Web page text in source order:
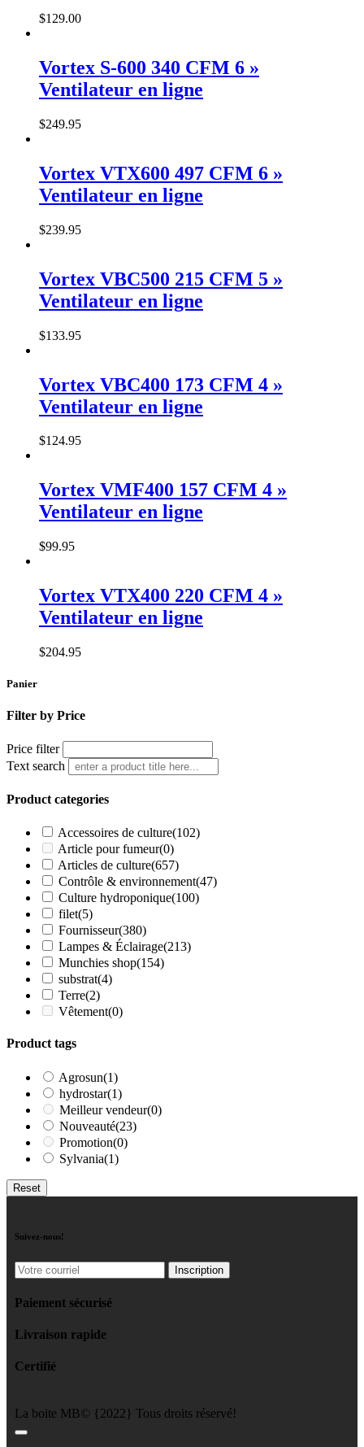
$129.00
Vortex S-600 340 CFM 6 »
Ventilateur en ligne
$249.95
Vortex VTX600 497 CFM 6 »
Ventilateur en ligne
$239.95
Vortex VBC500 215 CFM 5 »
Ventilateur en ligne
$133.95
Vortex VBC400 173 CFM 4 »
Ventilateur en ligne
$124.95
Vortex VMF400 157 CFM 4 »
Ventilateur en ligne
$99.95
Vortex VTX400 220 CFM 4 »
Ventilateur en ligne
$204.95
Panier
Filter by Price
Price filter
Text search
Product categories
Accessoires de culture(102)
Article pour fumeur(0)
Articles de culture(657)
Contrôle & environnement(47)
Culture hydroponique(100)
filet(5)
Fournisseur(380)
Lampes & Éclairage(213)
Munchies shop(154)
substrat(4)
Terre(2)
Vêtement(0)
Product tags
Agrosun(1)
hydrostar(1)
Meilleur vendeur(0)
Nouveauté(23)
Promotion(0)
Sylvania(1)
Reset
Suivez-nous!
Paiement sécurisé
Livraison rapide
Certifié
La boite MB© {2022} Tous droits réservé!